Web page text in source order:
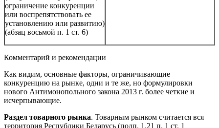
ограничение конкуренции
или воспрепятствовать ее
установлению или развитию)
(абзац восьмой п. 1 ст. 6)
Комментарий и рекомендации
Как видим, основные факторы, ограничивающие
конкуренцию на рынке, одни и те же, но формулировки
нового Антимонопольного закона 2013 г. более четкие и
исчерпывающие.
Раздел товарного рынка. Товарным рынком считается вся
территория Республики Беларусь (подп. 1.21 п. 1 ст. 1